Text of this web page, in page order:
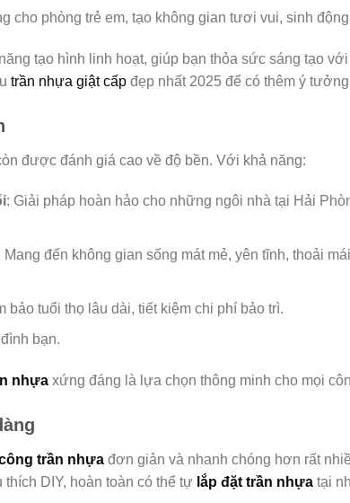
cho phòng trẻ em, tạo không gian tươi vui, sinh
tạo hình linh hoạt, giúp bạn thỏa sức sáng tạo
trần nhựa giật cấp đẹp nhất 2025 để có thêm ý
được đánh giá cao về độ bền. Với khả năng:
: Giải pháp hoàn hảo cho những ngôi nhà tại Hải
Mang đến không gian sống mát mẻ, yên tĩnh, thoải
bảo tuổi thọ lâu dài, tiết kiệm chi phí bảo trì.
bạn.
nhựa xứng đáng là lựa chọn thông minh cho mọi
trần nhựa đơn giản và nhanh chóng hơn rất
DIY, hoàn toàn có thể tự lắp đặt trần nhựa tại